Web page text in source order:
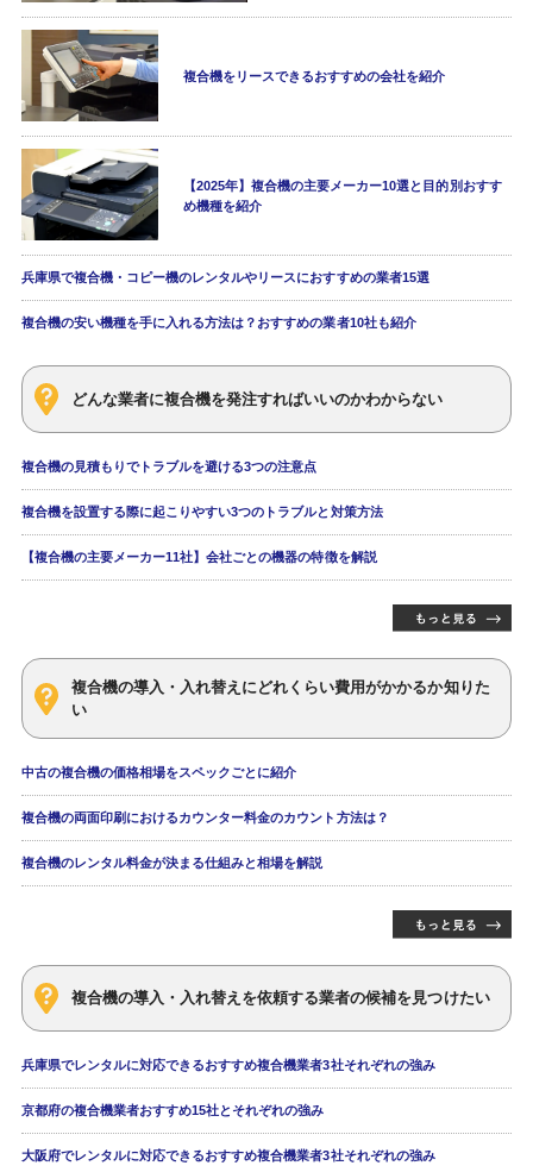
複合機をリースできるおすすめの会社を紹介
【2025年】複合機の主要メーカー10選と目的別おすす
め機種を紹介
兵庫県で複合機・コピー機のレンタルやリースにおすすめの業者15選
複合機の安い機種を手に入れる方法は？おすすめの業者10社も紹介
どんな業者に複合機を発注すればいいのかわからない
複合機の見積もりでトラブルを避ける3つの注意点
複合機を設置する際に起こりやすい3つのトラブルと対策方法
【複合機の主要メーカー11社】会社ごとの機器の特徴を解説
複合機の導入・入れ替えにどれくらい費用がかかるか知りた
い
中古の複合機の価格相場をスペックごとに紹介
複合機の両面印刷におけるカウンター料金のカウント方法は？
複合機のレンタル料金が決まる仕組みと相場を解説
複合機の導入・入れ替えを依頼する業者の候補を見つけたい
兵庫県でレンタルに対応できるおすすめ複合機業者3社それぞれの強み
京都府の複合機業者おすすめ15社とそれぞれの強み
大阪府でレンタルに対応できるおすすめ複合機業者3社それぞれの強み